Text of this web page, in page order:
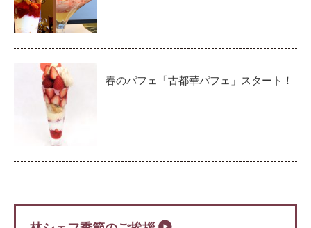
春のパフェ「古都華パフェ」スタート！